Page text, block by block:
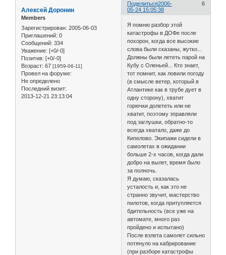
Поделиться 6
2006-
05-24 15:05:38
Алексей Доронин
Members
Зарегистрирован: 2005-06-03
Приглашений: 0
Сообщений: 334
Уважение: [+0/-0]
Позитив: [+0/-0]
Возраст: 67 [1959-06-11]
Провел на форуме:
Не определено
Последний визит:
2013-12-21 23:13:04
Я помню разбор этой
катастрофы в ДОФе после
похорон, когда все высокие
слова были сказаны, жутко...
Должны были лететь парой на
Кубу с Оленьей... Кто знает,
тот помнит, как ловили погоду
(в смысле ветер, который в
Атлантике как в трубе дует в
одну сторону), хватит
горючки долететь или не
хватит, поэтому зправляли
под заглушки, обратно-то
всегда хватало, даже до
Кипелово. Экипажи сидели в
самолетах в ожидании
больше 2-х часов, когда дали
добро на вылет, время было
за полночь.
Я думаю, сказалась
усталость и, как это не
странно звучит, мастерство
пилотов, когда притупляется
бдительность (все уже на
автомате, много раз
пройдено и испытано)
После взлета самолет сильно
потянуло на кабрирование
(при разборе катастрофы